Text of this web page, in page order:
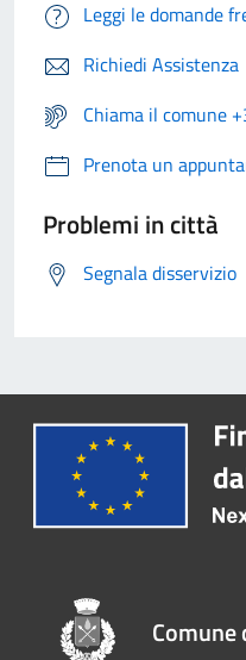
Leggi le domande
Richiedi Assistenza
Chiama il comune
Prenota un
Problemi in città
Segnala disservizio
Comune